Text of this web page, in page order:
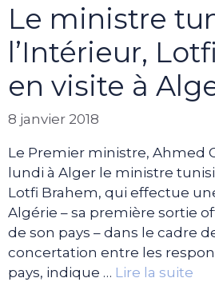
Le ministre
l’Intérieur,
en visite à
8 janvier 2018
Le Premier ministre, Ahmed
lundi à Alger le ministre
Lotfi Brahem, qui effectue
Algérie – sa première sortie
de son pays – dans le cadre
concertation entre les
pays, indique … Lire la suite